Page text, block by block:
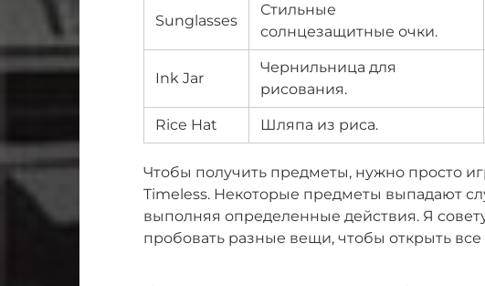
Sunglasses
Стильные
солнцезащитные очки.
Ink Jar
Чернильница для
рисования.
Rice Hat Шляпа из риса.
Чтобы получить предметы, нужно просто
Timeless. Некоторые предметы выпадают
выполняя определенные действия. Я
пробовать разные вещи, чтобы открыть